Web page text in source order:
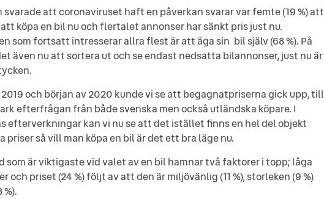
svarade att coronaviruset haft en påverkan svarar var femte (19 %) att
köpa en bil nu och flertalet annonser har sänkt pris just nu.
som fortsatt intresserar allra flest är att äga sin bil själv (68 %). På
även nu att sortera ut och se endast nedsatta bilannonser, just nu är
och början av 2020 kunde vi se att begagnatpriserna gick upp, till
efterfrågan från både svenska men också utländska köpare. I
efterverkningar kan vi nu se att det istället finns en hel del objekt
priser så vill man köpa en bil är det ett bra läge nu.
som är viktigaste vid valet av en bil hamnar två faktorer i topp; låga
och priset (24 %) följt av att den är miljövänlig (11 %), storleken (9 %)